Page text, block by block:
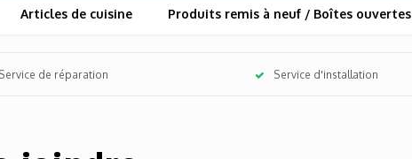
Articles de cuisine Produits remis à neuf / Boîtes ouvertes
Service de réparation Service d'installation